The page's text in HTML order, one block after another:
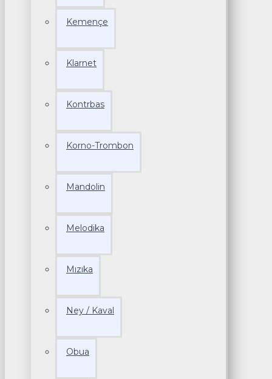
Kemençe
Klarnet
Kontrbas
Korno-Trombon
Mandolin
Melodika
Mızıka
Ney / Kaval
Obua